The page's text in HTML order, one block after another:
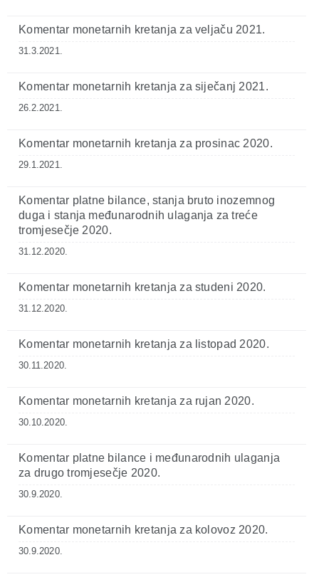
Komentar monetarnih kretanja za veljaču 2021.
31.3.2021.
Komentar monetarnih kretanja za siječanj 2021.
26.2.2021.
Komentar monetarnih kretanja za prosinac 2020.
29.1.2021.
Komentar platne bilance, stanja bruto inozemnog
duga i stanja međunarodnih ulaganja za treće
tromjesečje 2020.
31.12.2020.
Komentar monetarnih kretanja za studeni 2020.
31.12.2020.
Komentar monetarnih kretanja za listopad 2020.
30.11.2020.
Komentar monetarnih kretanja za rujan 2020.
30.10.2020.
Komentar platne bilance i međunarodnih ulaganja
za drugo tromjesečje 2020.
30.9.2020.
Komentar monetarnih kretanja za kolovoz 2020.
30.9.2020.